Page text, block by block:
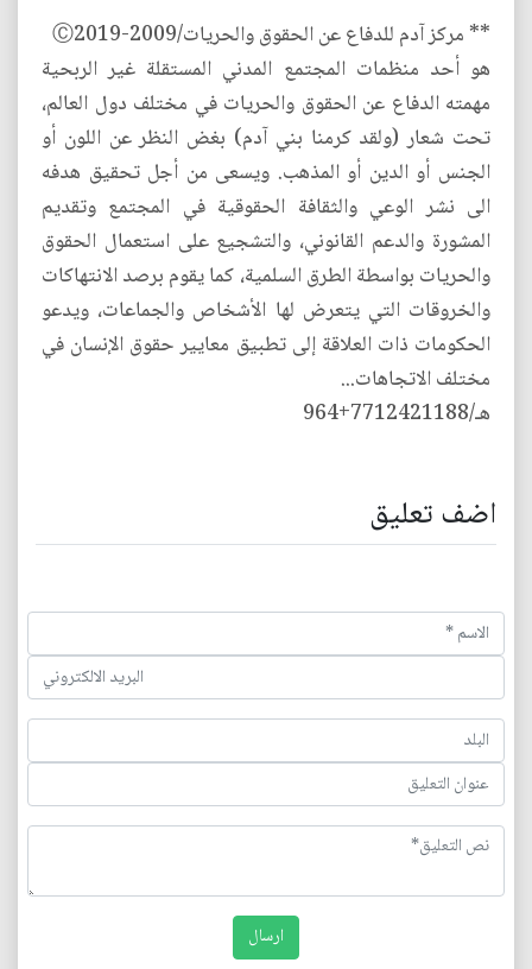
** مركز آدم للدفاع عن الحقوق والحريات/2009-Ⓒ2019
هو أحد منظمات المجتمع المدني المستقلة غير الربحية
مهمته الدفاع عن الحقوق والحريات في مختلف دول العالم،
تحت شعار (ولقد كرمنا بني آدم) بغض النظر عن اللون أو
الجنس أو الدين أو المذهب. ويسعى من أجل تحقيق هدفه
الى نشر الوعي والثقافة الحقوقية في المجتمع وتقديم
المشورة والدعم القانوني، والتشجيع على استعمال الحقوق
والحريات بواسطة الطرق السلمية، كما يقوم برصد الانتهاكات
والخروقات التي يتعرض لها الأشخاص والجماعات، ويدعو
الحكومات ذات العلاقة إلى تطبيق معايير حقوق الإنسان في
مختلف الاتجاهات...
هـ/7712421188+964
اضف تعليق